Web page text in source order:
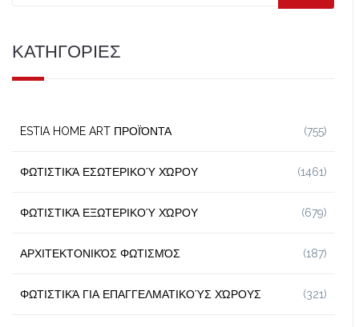
ΚΑΤΗΓΟΡΙΕΣ
ESTIA HOME ART ΠΡΟΪΌΝΤΑ (755)
ΦΩΤΙΣΤΙΚΆ ΕΣΩΤΕΡΙΚΟΎ ΧΏΡΟΥ (1461)
ΦΩΤΙΣΤΙΚΆ ΕΞΩΤΕΡΙΚΟΎ ΧΏΡΟΥ (679)
ΑΡΧΙΤΕΚΤΟΝΙΚΌΣ ΦΩΤΙΣΜΌΣ (187)
ΦΩΤΙΣΤΙΚΆ ΓΙΑ ΕΠΑΓΓΕΛΜΑΤΙΚΟΎΣ ΧΏΡΟΥΣ (321)